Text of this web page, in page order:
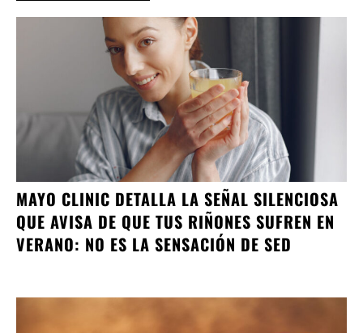
MAYO CLINIC DETALLA LA SEÑAL SILENCIOSA
QUE AVISA DE QUE TUS RIÑONES SUFREN EN
VERANO: NO ES LA SENSACIÓN DE SED